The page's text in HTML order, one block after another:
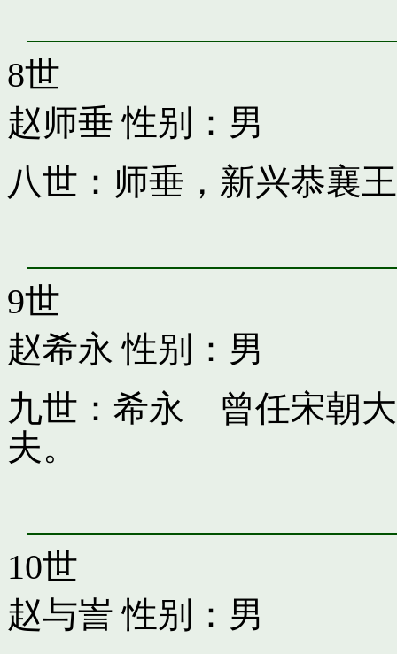
8世
赵师垂 性别：男
八世：师垂，新兴恭襄王
9世
赵希永 性别：男
九世：希永 曾任宋朝
夫。
10世
赵与訔 性别：男